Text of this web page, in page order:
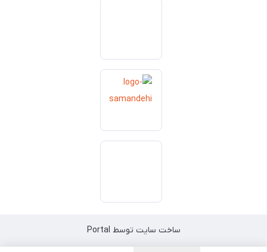
ساخت سایت توسط Portal